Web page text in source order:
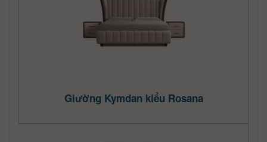
Giường Kymdan kiểu Rosana